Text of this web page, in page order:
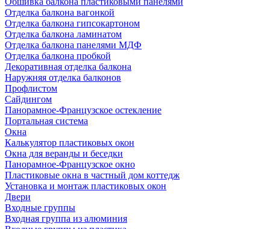
Отделка балкона вагонкой
Отделка балкона гипсокартоном
Отделка балкона ламинатом
Отделка балкона панелями МДФ
Отделка балкона пробкой
Декоративная отделка балкона
Наружняя отделка балконов
Профлистом
Сайдингом
Панорамное-Французское остекление
Портальная система
Окна
Калькулятор пластиковых окон
Окна для веранды и беседки
Панорамное-Французское окно
Пластиковые окна в частный дом коттедж
Установка и монтаж пластиковых окон
Двери
Входные группы
Входная группа из алюминия